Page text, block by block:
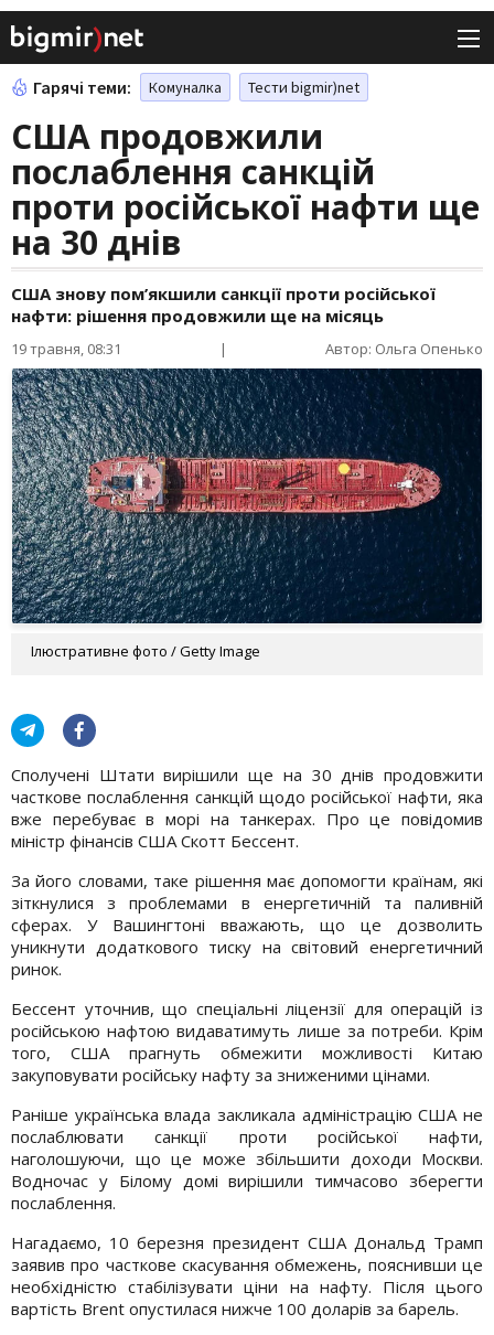
Гарячі теми: Комуналка Тести bigmir)net
США продовжили
послаблення санкцій
проти російської нафти ще
на 30 днів
США знову пом’якшили санкції проти російської
нафти: рішення продовжили ще на місяць
19 травня, 08:31 | Автор: Ольга Опенько
Ілюстративне фото / Getty Image
Сполучені Штати вирішили ще на 30 днів продовжити
часткове послаблення санкцій щодо російської нафти, яка
вже перебуває в морі на танкерах. Про це повідомив
міністр фінансів США Скотт Бессент.
За його словами, таке рішення має допомогти країнам, які
зіткнулися з проблемами в енергетичній та паливній
сферах. У Вашингтоні вважають, що це дозволить
уникнути додаткового тиску на світовий енергетичний
ринок.
Бессент уточнив, що спеціальні ліцензії для операцій із
російською нафтою видаватимуть лише за потреби. Крім
того, США прагнуть обмежити можливості Китаю
закуповувати російську нафту за зниженими цінами.
Раніше українська влада закликала адміністрацію США не
послаблювати санкції проти російської нафти,
наголошуючи, що це може збільшити доходи Москви.
Водночас у Білому домі вирішили тимчасово зберегти
послаблення.
Нагадаємо, 10 березня президент США Дональд Трамп
заявив про часткове скасування обмежень, пояснивши це
необхідністю стабілізувати ціни на нафту. Після цього
вартість Brent опустилася нижче 100 доларів за барель.